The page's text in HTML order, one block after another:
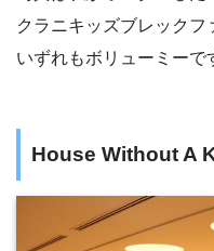
クラニキッズブレックフ
いずれもボリューミーで
House Without A